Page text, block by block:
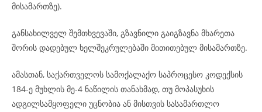
მისამართზე).
განსახილველ შემთხვევაში, გზავნილი გაიგზავნა მხარეთა
შორის დადებულ ხელშეკრულებაში მითითებულ მისამართზე.
ამასთან, საქართველოს სამოქალაქო საპროცესო კოდექსის
184-ე მუხლის მე-4 ნაწილის თანახმად, თუ მოპასუხის
ადგილსამყოფელი უცნობია ან მისთვის სასამართლო